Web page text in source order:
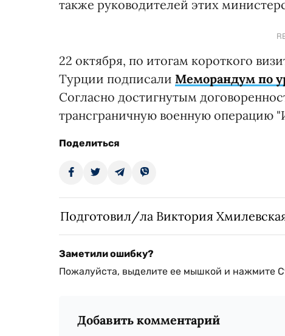
также руководителей этих
22 октября, по итогам короткого
Турции подписали Меморандум по
Согласно достигнутым
трансграничную военную операцию
Поделиться
Подготовил/ла Виктория
Заметили ошибку?
Пожалуйста, выделите ее мышкой и нажмите
Добавить комментарий